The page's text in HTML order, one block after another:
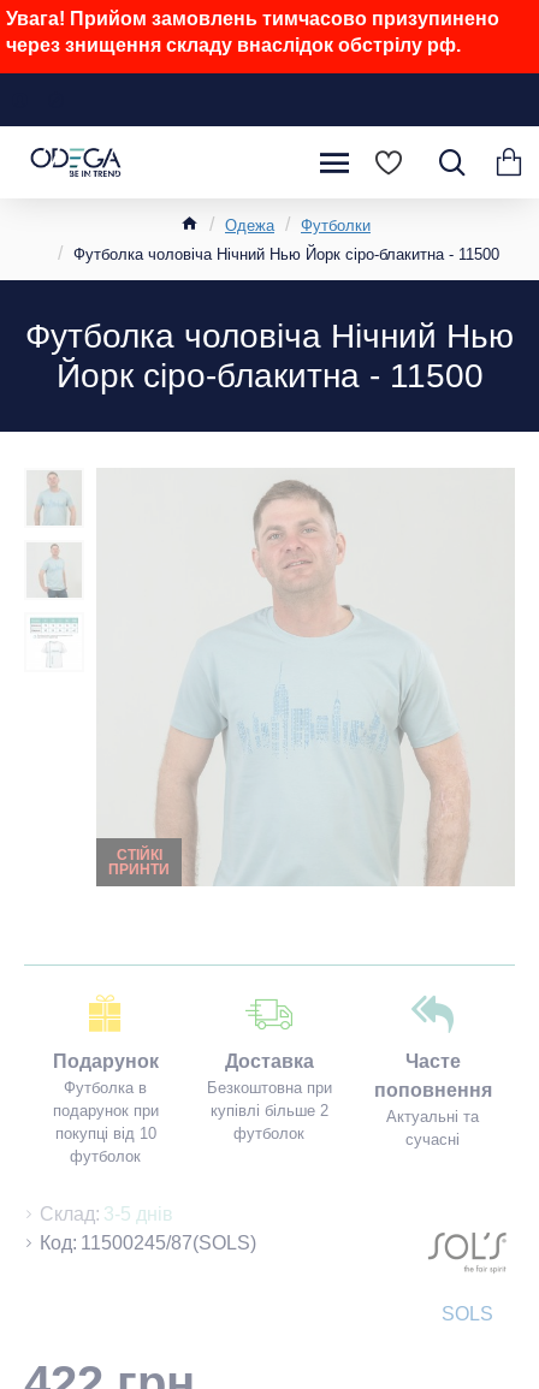
Увага! Прийом замовлень тимчасово призупинено
через знищення складу внаслідок обстрілу рф.
Одежа
Футболки
Футболка чоловіча Нічний Нью Йорк сіро-блакитна - 11500
Футболка чоловіча Нічний Нью
Йорк сіро-блакитна - 11500
СТІЙКІ
ПРИНТИ
Подарунок
Футболка в
подарунок при
покупці від 10
футболок
Доставка
Безкоштовна при
купівлі більше 2
футболок
Часте
поповнення
Актуальні та
сучасні
Склад: 3-5 днів
Код: 11500245/87(SOLS)
SOLS